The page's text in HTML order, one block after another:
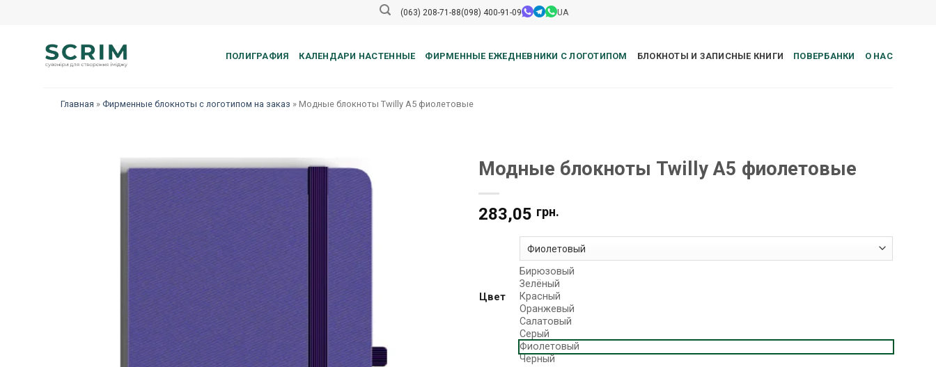
(063) 208-71-88(098) 400-91-09 UA
ПОЛИГРАФИЯ КАЛЕНДАРИ НАСТЕННЫЕ ФИРМЕННЫЕ ЕЖЕДНЕВНИКИ С ЛОГОТИПОМ БЛОКНОТЫ И ЗАПИСНЫЕ КНИГИ ПОВЕРБАНКИ О НАС
Главная » Фирменные блокноты с логотипом на заказ » Модные блокноты Twilly A5 фиолетовые
Модные блокноты Twilly A5 фиолетовые
283,05 грн.
Цвет
Бирюзовый
Зелёный
Красный
Оранжевый
Салатовый
Серый
Фиолетовый
Черный